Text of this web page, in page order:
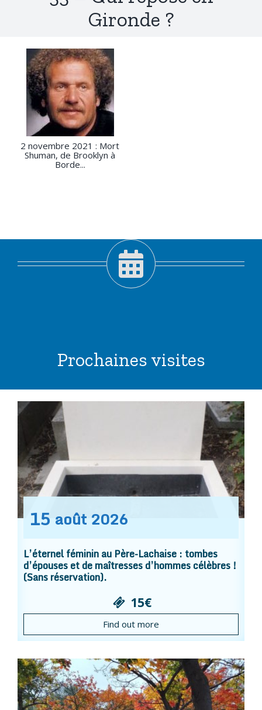
Gironde ?
2 novembre 2021 : Mort
Shuman, de Brooklyn à
Borde...
Prochaines visites
15 août 2026
L’éternel féminin au Père-Lachaise : tombes
d’épouses et de maîtresses d’hommes célèbres !
(Sans réservation).
15€
Find out more